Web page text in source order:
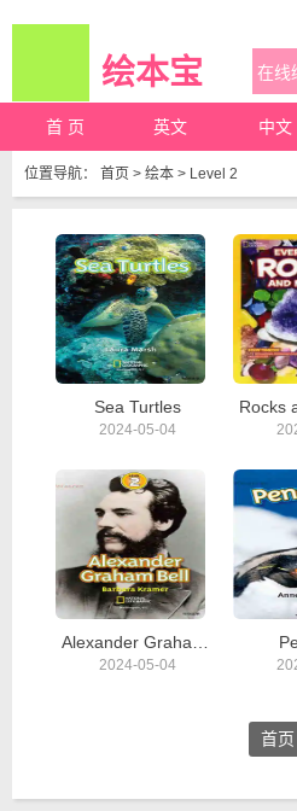
绘本宝
首 页 英文 中文
位置导航： 首页 > 绘本 > Level 2
Sea Turtles
2024-05-04
Rocks
2024-05-04
首页